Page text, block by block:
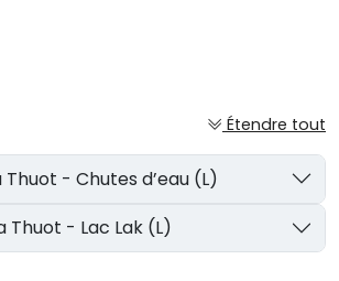
Étendre tout
Ma Thuot - Chutes d’eau (L)
Ma Thuot - Lac Lak (L)